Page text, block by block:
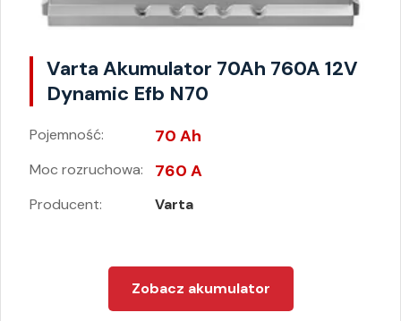
Varta Akumulator 70Ah 760A 12V
Dynamic Efb N70
Pojemność: 70 Ah
Moc rozruchowa: 760 A
Producent: Varta
Zobacz akumulator